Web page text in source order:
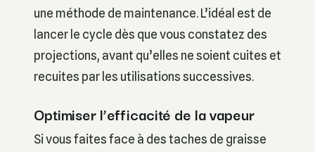
une méthode de maintenance. L’idéal est de
lancer le cycle dès que vous constatez des
projections, avant qu’elles ne soient cuites et
recuites par les utilisations successives.
Optimiser l’efficacité de la vapeur
Si vous faites face à des taches de graisse